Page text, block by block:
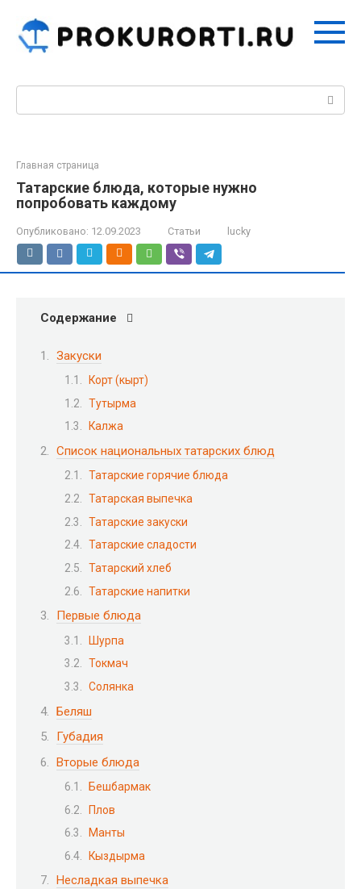
контенту
Поиск:
Главная страница
Татарские блюда, которые нужно
попробовать каждому
Опубликовано: 12.09.2023 Статьи lucky
Содержание
Закуски
Корт (кырт)
Тутырма
Калжа
Список национальных татарских блюд
Татарские горячие блюда
Татарская выпечка
Татарские закуски
Татарские сладости
Татарский хлеб
Татарские напитки
Первые блюда
Шурпа
Токмач
Солянка
Беляш
Губадия
Вторые блюда
Бешбармак
Плов
Манты
Кыздырма
Несладкая выпечка